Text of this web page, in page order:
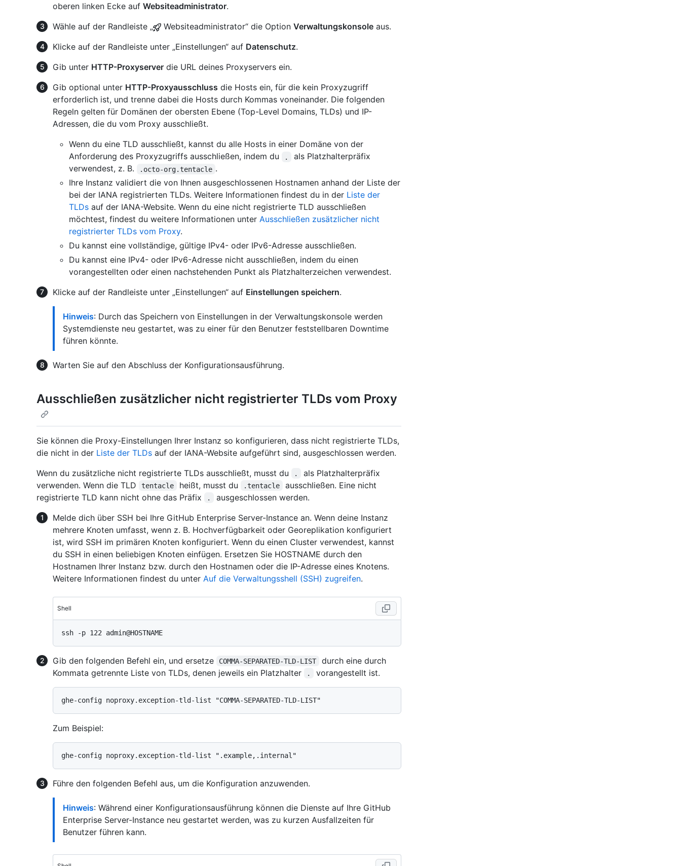
oberen linken Ecke auf Websiteadministrator.
Wähle auf der Randleiste „
Websiteadministrator“ die Option Verwaltungskonsole aus.
Klicke auf der Randleiste unter „Einstellungen“ auf Datenschutz.
Gib unter HTTP-Proxyserver die URL deines Proxyservers ein.
Gib optional unter HTTP-Proxyausschluss die Hosts ein, für die kein Proxyzugriff
erforderlich ist, und trenne dabei die Hosts durch Kommas voneinander. Die folgenden
Regeln gelten für Domänen der obersten Ebene (Top-Level Domains, TLDs) und IP-
Adressen, die du vom Proxy ausschließt.
Wenn du eine TLD ausschließt, kannst du alle Hosts in einer Domäne von der
Anforderung des Proxyzugriffs ausschließen, indem du
.
als Platzhalterpräfix
verwendest, z. B.
.octo-org.tentacle .
Ihre Instanz validiert die von Ihnen ausgeschlossenen Hostnamen anhand der Liste der
bei der IANA registrierten TLDs. Weitere Informationen findest du in der Liste der
TLDs auf der IANA-Website. Wenn du eine nicht registrierte TLD ausschließen
möchtest, findest du weitere Informationen unter Ausschließen zusätzlicher nicht
registrierter TLDs vom Proxy.
Du kannst eine vollständige, gültige IPv4- oder IPv6-Adresse ausschließen.
Du kannst eine IPv4- oder IPv6-Adresse nicht ausschließen, indem du einen
vorangestellten oder einen nachstehenden Punkt als Platzhalterzeichen verwendest.
Klicke auf der Randleiste unter „Einstellungen“ auf Einstellungen speichern.
Hinweis: Durch das Speichern von Einstellungen in der Verwaltungskonsole werden
Systemdienste neu gestartet, was zu einer für den Benutzer feststellbaren Downtime
führen könnte.
Warten Sie auf den Abschluss der Konfigurationsausführung.
Ausschließen zusätzlicher nicht registrierter TLDs vom Proxy
Sie können die Proxy-Einstellungen Ihrer Instanz so konfigurieren, dass nicht registrierte TLDs,
die nicht in der Liste der TLDs auf der IANA-Website aufgeführt sind, ausgeschlossen werden.
Wenn du zusätzliche nicht registrierte TLDs ausschließt, musst du
.
als Platzhalterpräfix
verwenden. Wenn die TLD
tentacle heißt, musst du .tentacle
ausschließen. Eine nicht
registrierte TLD kann nicht ohne das Präfix
.
ausgeschlossen werden.
Melde dich über SSH bei Ihre GitHub Enterprise Server-Instance an. Wenn deine Instanz
mehrere Knoten umfasst, wenn z. B. Hochverfügbarkeit oder Georeplikation konfiguriert
ist, wird SSH im primären Knoten konfiguriert. Wenn du einen Cluster verwendest, kannst
du SSH in einen beliebigen Knoten einfügen. Ersetzen Sie HOSTNAME durch den
Hostnamen Ihrer Instanz bzw. durch den Hostnamen oder die IP-Adresse eines Knotens.
Weitere Informationen findest du unter Auf die Verwaltungsshell (SSH) zugreifen.
Shell
Gib den folgenden Befehl ein, und ersetze COMMA-SEPARATED-TLD-LIST
durch eine durch
Kommata getrennte Liste von TLDs, denen jeweils ein Platzhalter
. vorangestellt ist.
Zum Beispiel:
Führe den folgenden Befehl aus, um die Konfiguration anzuwenden.
Hinweis: Während einer Konfigurationsausführung können die Dienste auf Ihre GitHub
Enterprise Server-Instance neu gestartet werden, was zu kurzen Ausfallzeiten für
Benutzer führen kann.